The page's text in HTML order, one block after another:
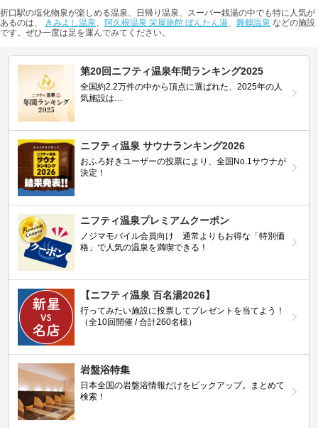
折口駅の塩化物泉が楽しめる温泉、日帰り温泉、スーパー銭湯の中でも特に人気が
あるのは、
きみよし温泉、 阿久根温泉 栄屋旅館 ぼんたん湯、 舞鶴温泉 などの施設
です。ぜひ一度は足を運んでみてください。
第20回ニフティ温泉年間ランキング2025
全国約2.2万件の中から頂点に選ばれた、2025年の人
気施設は…
ニフティ温泉 サウナランキング2026
おふろ好きユーザーの投票により、全国No.1サウナが
決定！
ニフティ温泉プレミアムクーポン
ノジマモバイル会員向け 通常よりもお得な「特別価
格」で人気の温泉を満喫できる！
【ニフティ温泉 百名湯2026】
行ってみたい施設に投票してプレゼントを当てよう！
（全10回開催 / 合計260名様）
岩盤浴特集
日本全国の岩盤浴情報だけをピックアップ。まとめて
検索！